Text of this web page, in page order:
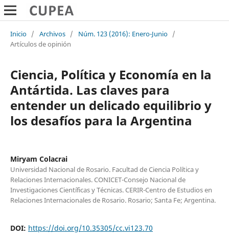
Inicio / Archivos / Núm. 123 (2016): Enero-Junio /
Artículos de opinión
Ciencia, Política y Economía en la
Antártida. Las claves para
entender un delicado equilibrio y
los desafíos para la Argentina
Miryam Colacrai
Universidad Nacional de Rosario. Facultad de Ciencia Política y
Relaciones Internacionales. CONICET-Consejo Nacional de
Investigaciones Científicas y Técnicas. CERIR-Centro de Estudios en
Relaciones Internacionales de Rosario. Rosario; Santa Fe; Argentina.
DOI: https://doi.org/10.35305/cc.vi123.70